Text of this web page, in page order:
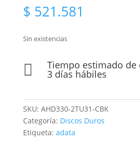
$ 521.581
Sin existencias
 Tiempo estimado de
3 días hábiles
SKU: AHD330-2TU31-CBK
Categoría: Discos Duros
Etiqueta: adata